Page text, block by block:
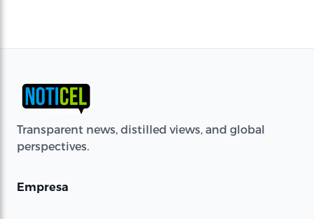
Transparent news, distilled views, and global
perspectives.
Empresa